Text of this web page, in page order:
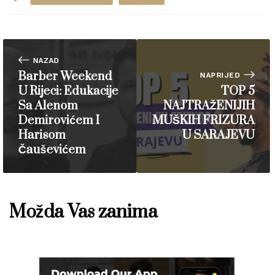
NAZAD
Barber Weekend
U Rijeci: Edukacije
Sa Alenom
Demirovićem I
Harisom
Čauševićem
NAPRIJED
TOP 5
NAJTRAŽENIJIH
MUŠKIH FRIZURA
U SARAJEVU
Možda Vas zanima